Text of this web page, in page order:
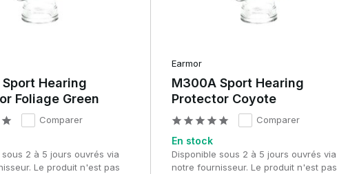
actifs sont souvent combinés avec des casques de la gamme
et l'entraînement
entraînements et d'autres situations exposant à des niveaux
surtout en cas d'utilisation prolongée.
facilement aux casques et autres équipements tactiques, ce
plus large de l'équipement tactique.
Hearing
Foliage Green
Comparer
2 à 5 jours ouvrés via
Le produit n'est pas
Earmor
M300A Sport Hearing
Protector Coyote
Comparer
En stock
Disponible sous 2 à 5 jours ouvrés via
notre fournisseur. Le produit n'est pas